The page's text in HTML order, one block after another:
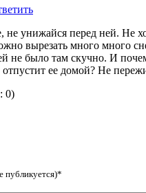
унижайся перед ней. Не
вырезать много много
не было там скучно. И
ее домой? Не
0)
публикуется)*